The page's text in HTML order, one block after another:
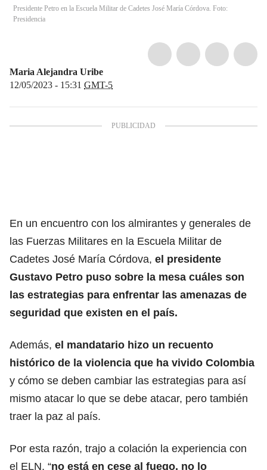
Presidente Petro en la Escuela Militar de Cadetes José María Córdova. Foto:
Presidencia
Maria Alejandra Uribe
12/05/2023 - 15:31 GMT-5
En un encuentro con los almirantes y generales de
las Fuerzas Militares en la Escuela Militar de
Cadetes José María Córdova, el presidente
Gustavo Petro puso sobre la mesa cuáles son
las estrategias para enfrentar las amenazas de
seguridad que existen en el país.
Además, el mandatario hizo un recuento
histórico de la violencia que ha vivido Colombia
y cómo se deben cambiar las estrategias para así
mismo atacar lo que se debe atacar, pero también
traer la paz al país.
Por esta razón, trajo a colación la experiencia con
el ELN, “no está en cese al fuego, no lo